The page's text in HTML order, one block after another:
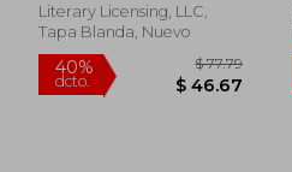
Literary Licensing, LLC,
Tapa Blanda, Nuevo